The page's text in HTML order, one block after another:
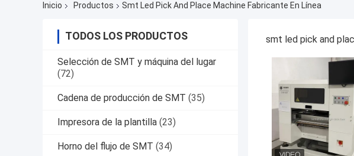
Inicio Productos Smt Led Pick And Place Machine Fabricante En Línea
TODOS LOS PRODUCTOS
Selección de SMT y máquina del lugar
(72)
Cadena de producción de SMT (35)
Impresora de la plantilla (23)
Horno del flujo de SMT (34)
smt led pick and